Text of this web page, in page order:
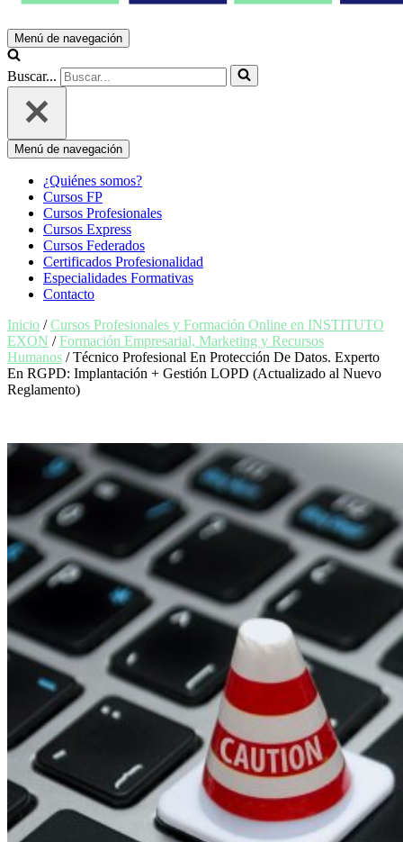
Menú de navegación
Buscar...
Menú de navegación
¿Quiénes somos?
Cursos FP
Cursos Profesionales
Cursos Express
Cursos Federados
Certificados Profesionalidad
Especialidades Formativas
Contacto
Inicio /Cursos Profesionales y Formación Online en INSTITUTO
EXON /Formación Empresarial, Marketing y Recursos
Humanos / Técnico Profesional En Protección De Datos. Experto
En RGPD: Implantación + Gestión LOPD (Actualizado al Nuevo
Reglamento)